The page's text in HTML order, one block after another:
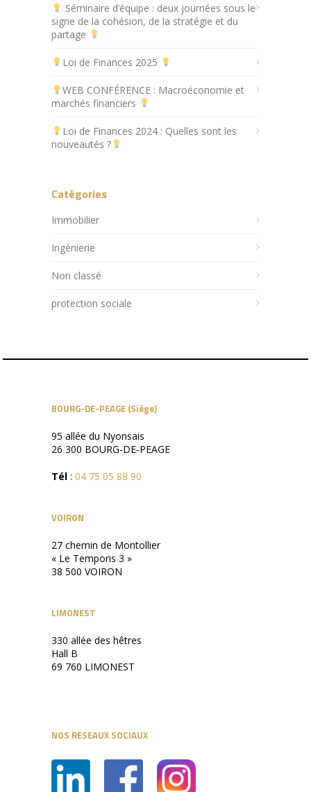
Séminaire d’équipe : deux journées sous le
signe de la cohésion, de la stratégie et du
partage
Loi de Finances 2025
WEB CONFÉRENCE : Macroéconomie et
marchés financiers
Loi de Finances 2024 : Quelles sont les
nouveautés ?
Catégories
Immobilier
Ingénierie
Non classé
protection sociale
BOURG-DE-PEAGE (Siège)
95 allée du Nyonsais
26 300 BOURG-DE-PEAGE
Tél : 04 75 05 88 90
VOIRON
27 chemin de Montollier
« Le Temporis 3 »
38 500 VOIRON
LIMONEST
330 allée des hêtres
Hall B
69 760 LIMONEST
NOS RESEAUX SOCIAUX